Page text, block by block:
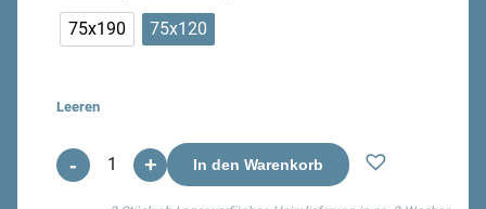
75x190
75x120
Leeren
-
Da
+ In den Warenkorb